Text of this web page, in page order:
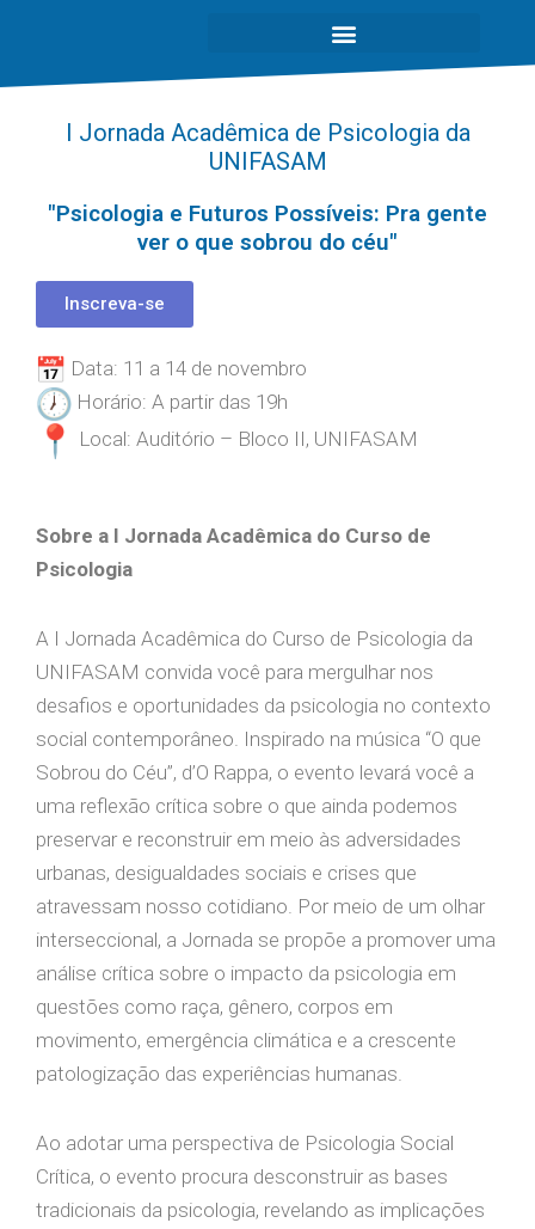
I Jornada Acadêmica de Psicologia da
UNIFASAM
"Psicologia e Futuros Possíveis: Pra gente
ver o que sobrou do céu"
Inscreva-se
Data: 11 a 14 de novembro
Horário: A partir das 19h
Local: Auditório – Bloco II, UNIFASAM
Sobre a I Jornada Acadêmica do Curso de
Psicologia
A I Jornada Acadêmica do Curso de Psicologia da
UNIFASAM convida você para mergulhar nos
desafios e oportunidades da psicologia no contexto
social contemporâneo. Inspirado na música “O que
Sobrou do Céu”, d’O Rappa, o evento levará você a
uma reflexão crítica sobre o que ainda podemos
preservar e reconstruir em meio às adversidades
urbanas, desigualdades sociais e crises que
atravessam nosso cotidiano. Por meio de um olhar
interseccional, a Jornada se propõe a promover uma
análise crítica sobre o impacto da psicologia em
questões como raça, gênero, corpos em
movimento, emergência climática e a crescente
patologização das experiências humanas.
Ao adotar uma perspectiva de Psicologia Social
Crítica, o evento procura desconstruir as bases
tradicionais da psicologia, revelando as implicações